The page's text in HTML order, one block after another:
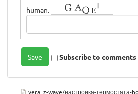
human.
Subscribe to comments
vera_z-wave/настроика-термостата-